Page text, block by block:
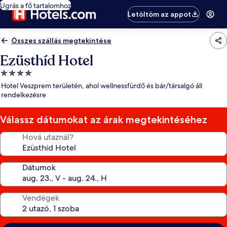
Ugrás a fő tartalomhoz
Letöltöm az appot
Összes szállás megtekintése
Ezüsthíd Hotel
4.0
csillagos
szálláshely
Hotel Veszprem területén, ahol wellnessfürdő és bár/társalgó áll
rendelkezésre
Válassz dátumokat az árak megtekintéséhez
Hová utaznál?
Dátumok
Vendégek